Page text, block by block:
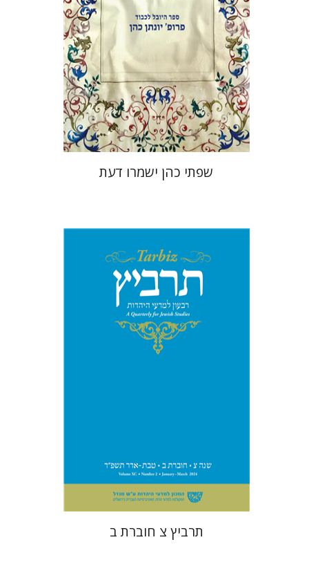
הנחת אתר ספר מודפס
$46
$41
שפתי כהן ישמרו דעת
יהונתן גארב מיכאל סיגל
$29
$26
תרביץ צ חוברת ב